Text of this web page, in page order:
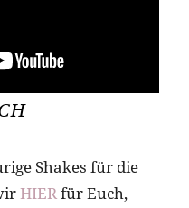
Shakes für die
HIERfür Euch,